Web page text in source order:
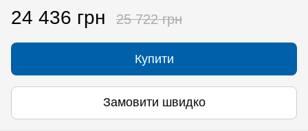
24 436 грн 25 722 грн
Купити
Замовити швидко